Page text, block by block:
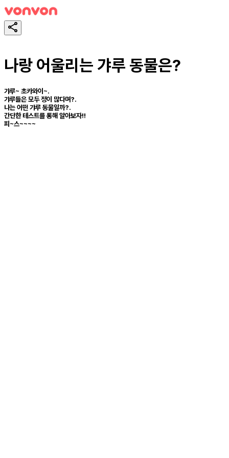
나랑 어울리는 갸루 동물은?
갸루~ 초카와이~.
갸루들은 모두 정이 많다며?.
나는 어떤 갸루 동물일까?.
간단한 테스트를 통해 알아보자!!
피~스~~~~